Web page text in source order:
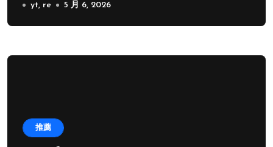
yt, re 5 月 6, 2026
推薦